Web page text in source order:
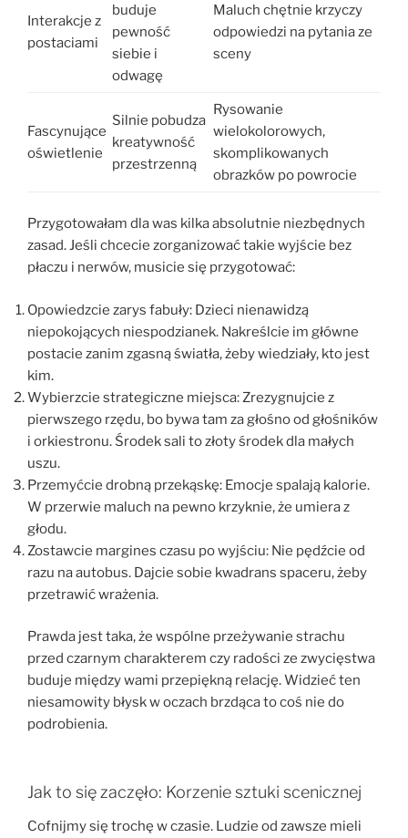
Interakcje z
postaciami
buduje
pewność
siebie i
odwagę
Maluch chętnie krzyczy
odpowiedzi na pytania ze
sceny
Fascynujące
oświetlenie
Silnie pobudza
kreatywność
przestrzenną
Rysowanie
wielokolorowych,
skomplikowanych
obrazków po powrocie
Przygotowałam dla was kilka absolutnie niezbędnych
zasad. Jeśli chcecie zorganizować takie wyjście bez
płaczu i nerwów, musicie się przygotować:
Opowiedzcie zarys fabuły: Dzieci nienawidzą
niepokojących niespodzianek. Nakreślcie im główne
postacie zanim zgasną światła, żeby wiedziały, kto jest
kim.
Wybierzcie strategiczne miejsca: Zrezygnujcie z
pierwszego rzędu, bo bywa tam za głośno od głośników
i orkiestronu. Środek sali to złoty środek dla małych
uszu.
Przemyćcie drobną przekąskę: Emocje spalają kalorie.
W przerwie maluch na pewno krzyknie, że umiera z
głodu.
Zostawcie margines czasu po wyjściu: Nie pędźcie od
razu na autobus. Dajcie sobie kwadrans spaceru, żeby
przetrawić wrażenia.
Prawda jest taka, że wspólne przeżywanie strachu
przed czarnym charakterem czy radości ze zwycięstwa
buduje między wami przepiękną relację. Widzieć ten
niesamowity błysk w oczach brzdąca to coś nie do
podrobienia.
Jak to się zaczęło: Korzenie sztuki scenicznej
Cofnijmy się trochę w czasie. Ludzie od zawsze mieli